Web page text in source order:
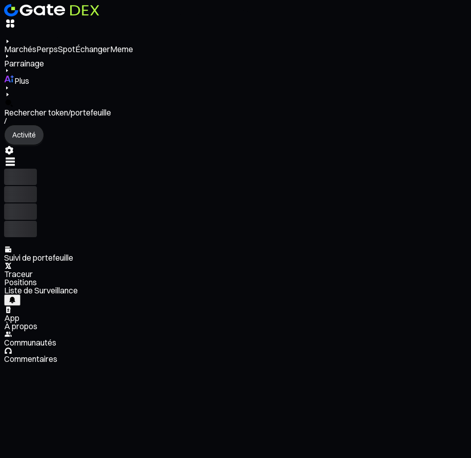
MarchésPerpsSpotÉchangerMeme
Parrainage
Plus
Rechercher token/portefeuille
/
Activité
Suivi de portefeuille
Traceur
Positions
Liste de Surveillance
App
À propos
Communautés
Commentaires